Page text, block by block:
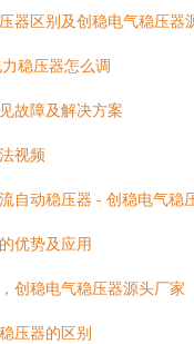
器区别及创稳电气稳压器
稳压器怎么调
故障及解决方案
视频
自动稳压器 - 创稳电气稳
优势及应用
创稳电气稳压器源头厂家
压器的区别